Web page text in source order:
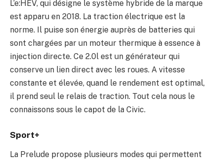
L’e:HEV, qui désigne le système hybride de la marque
est apparu en 2018. La traction électrique est la
norme. Il puise son énergie auprès de batteries qui
sont chargées par un moteur thermique à essence à
injection directe. Ce 2.0l est un générateur qui
conserve un lien direct avec les roues. A vitesse
constante et élevée, quand le rendement est optimal,
il prend seul le relais de traction. Tout cela nous le
connaissons sous le capot de la Civic.
Sport+
La Prelude propose plusieurs modes qui permettent